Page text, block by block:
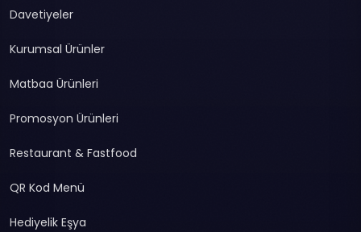
Davetiyeler
Kurumsal Ürünler
Matbaa Ürünleri
Promosyon Ürünleri
Restaurant & Fastfood
QR Kod Menü
Hediyelik Eşya